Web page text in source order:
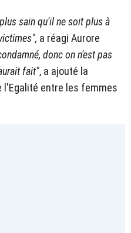
sain qu'il ne soit plus à
a réagi Aurore
donc on n'est pas
fait", a ajouté la
l'Egalité entre les femmes